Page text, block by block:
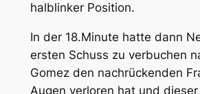
halblinker Position.
In der 18.Minute hatte dann
ersten Schuss zu verbuchen
Gomez den nachrückenden
Augen verloren hat und